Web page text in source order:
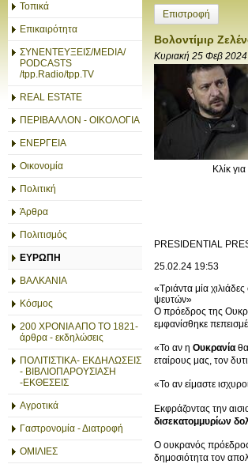
Τοπικά
Επικαιρότητα
ΣΥΝΕΝΤΕΥΞΕΙΣ/MEDIA/
PODCASTS
/tpp.Radio/tpp.TV
REAL ESTATE
ΠΕΡΙΒΑΛΛΟΝ - ΟΙΚΟΛΟΓΙΑ
ΕΝΕΡΓΕΙΑ
Οικονομία
Πολιτική
Άρθρα
Πολιτισμός
ΕΥΡΩΠΗ
ΒΑΛΚΑΝΙΑ
Κόσμος
200 ΧΡΟΝΙΑ ΑΠΟ ΤΟ 1821-
άρθρα - εκδηλώσεις
ΠΟΛΙΤΙΣΤΙΚΑ- ΕΚΔΗΛΩΣΕΙΣ
- ΒΙΒΛΙΟΠΑΡΟΥΣΙΑΣΗ
-ΕΚΘΕΣΕΙΣ
Αγροτικά
Γαστρονομία - Διατροφή
ΟΜΙΛΙΕΣ
Επιστροφή
Βολοντίμιρ
Κυριακή 25 Φεβ 2024
Κλίκ
PRESIDENTIAL
25.02.24 19:53
«Τριάντα μία
ψευτών»
Ο πρόεδρος της
εμφανίσθηκε
«Το αν η Ουκρανία
εταίρους μας, τον
«Το αν είμαστε
Εκφράζοντας την
δισεκατομμυρίων
Ο ουκρανός
δημοσιότητα τον